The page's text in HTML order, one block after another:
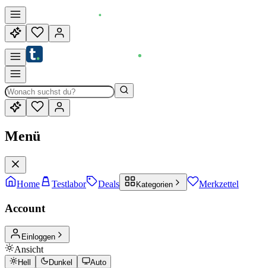
Menü
Home Testlabor Deals Kategorien Merkzettel
Account
Einloggen
Ansicht
Hell Dunkel Auto